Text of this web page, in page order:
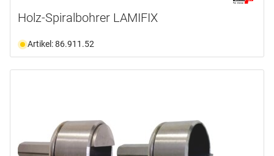
Holz-Spiralbohrer LAMIFIX
Artikel: 86.911.52